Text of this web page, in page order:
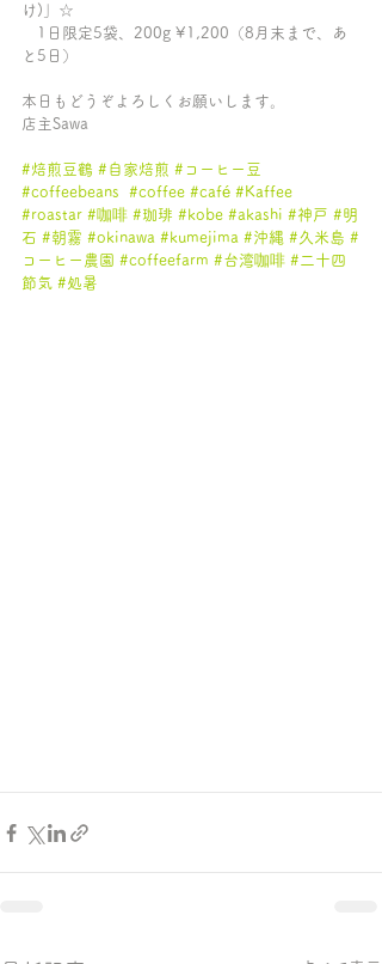
け)」☆
1日限定5袋、200g ¥1,200（8月末まで、あ
と5日）
本日もどうぞよろしくお願いします。
店主Sawa
#焙煎豆鶴 #自家焙煎 #コーヒー豆
#coffeebeans
#coffee #café #Kaffee
#roastar #咖啡 #珈琲 #kobe #akashi #神戸 #明
石 #朝霧 #okinawa #kumejima #沖縄 #久米島 #
コーヒー農園 #coffeefarm #台湾咖啡 #二十四
節気 #処暑